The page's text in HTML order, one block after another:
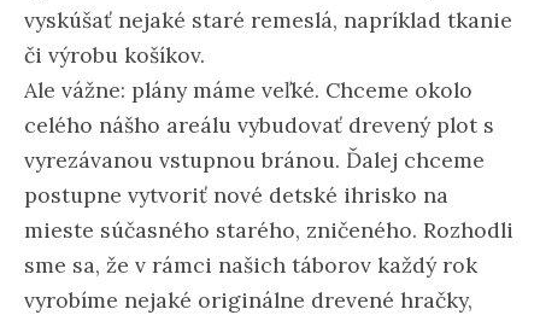
vyskúšať nejaké staré remeslá, napríklad tkanie
či výrobu košíkov.
Ale vážne: plány máme veľké. Chceme okolo
celého nášho areálu vybudovať drevený plot s
vyrezávanou vstupnou bránou. Ďalej chceme
postupne vytvoriť nové detské ihrisko na
mieste súčasného starého, zničeného. Rozhodli
sme sa, že v rámci našich táborov každý rok
vyrobíme nejaké originálne drevené hračky,